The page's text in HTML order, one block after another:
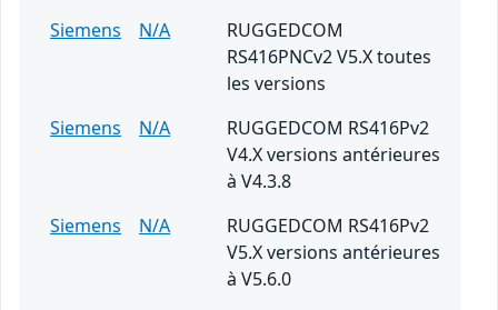
Siemens
N/A
RUGGEDCOM
RS416PNCv2 V5.X toutes
les versions
Siemens
N/A
RUGGEDCOM RS416Pv2
V4.X versions antérieures
à V4.3.8
Siemens
N/A
RUGGEDCOM RS416Pv2
V5.X versions antérieures
à V5.6.0